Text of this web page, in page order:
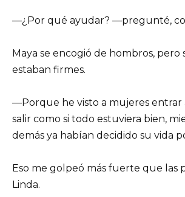
—¿Por qué ayudar? —pregunté,
Maya se encogió de hombros, pero
estaban firmes.
—Porque he visto a mujeres entrar
salir como si todo estuviera bien,
demás ya habían decidido su vida
Eso me golpeó más fuerte que las
Linda.